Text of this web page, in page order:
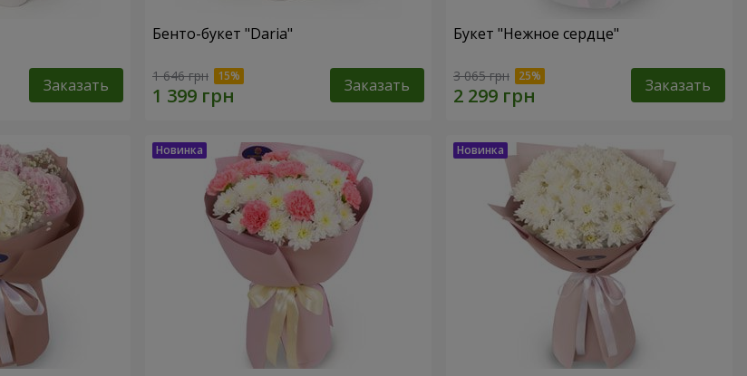
Заказать
Бенто-букет "Daria"
1 646 грн Заказать
Букет "Нежное сердце"
3 065 грн Заказать